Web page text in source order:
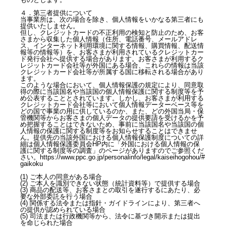
４．第三者提供について
当事業所は、次の場合を除き、個人情報をいかなる第三者にも
提供いたしません。
但し、クレジットカードの不正利用の検知と防止のため、お客
さまから収集した個人情報（住所、電話番号、メールアドレ
ス、インターネット利用環境に関する情報、購買情報、配送情
報等の情報等）を、お客さまが利用されているクレジットカー
ド発行会社へ提供する場合があります。お客さまが利用するク
レジットカード会社等が外国にある場合、これらの情報は当該
クレジットカード会社等が所属する国に移転される場合があり
ます。
このような場合において、個人情報保護の規定により、同意取
得の際に当該国名や当該国の個人情報保護に関する制度等を予
め公表することとされています。しかし、お客さまが利用する
クレジットカード会社等において個人情報データーベース等を
どの国で事業の用に供しているのか、また、どの外国当局・保
管機関等からお客さまの個人データの提供要請を受けるかを予
め把握することはできないため、事前に当該国名や当該国の個
人情報の保護に関する制度等をお知らせすることはできませ
ん。提供先の当該外国における個人情報保護制度についての詳
細は個人情報保護委員会HP内に「外国における個人情報の保
護に関する制度等の調査」のページがありますのでご参照くだ
さい。https://www.ppc.go.jp/personalinfo/legal/kaiseihogohou/#
gaikoku
(1) ご本人の同意がある場合
(2) ご本人を識別できない状態（統計資料等）で提供する場合
(3) 商品の配送等、お客さまとの取引を遂行するにあたり、必
要な外部委託を行う場合
(4) 関係する法令または指針・ガイドラインにより、第三者へ
の提供が認められている場合
(5) 司法または行政機関等から、法令に基づき開示または提出
を命じられた場合